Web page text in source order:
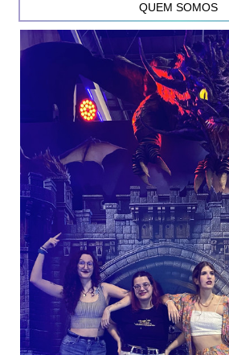
QUEM SOMOS